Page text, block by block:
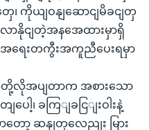
ကိုယျဝနျဆောငျမိခငျတှ
ာနိုငျတဲ့အနအေထားမှာရှိ
ေးတကွီးအကူညီပေးရမှာ
တို့လိုအပျတာက အစားသော
ါ့၊ ခကြျခငြျးဝါးနဲ့
ော့ ဆနျတှလေညျး မြား